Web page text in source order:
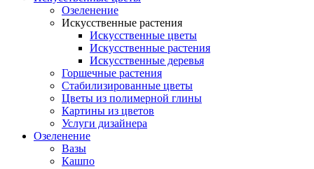
Озеленение
Искусственные растения
Искусственные цветы
Искусственные растения
Искусственные деревья
Горшечные растения
Стабилизированные цветы
Цветы из полимерной глины
Картины из цветов
Услуги дизайнера
Озеленение
Вазы
Кашпо